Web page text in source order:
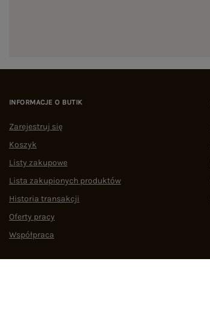
INFORMACJE O BUTIK
Zarejestruj się
Koszyk
Listy zakupowe
Lista zakupionych produktów
Historia transakcji
Oferty pracy
Współpraca